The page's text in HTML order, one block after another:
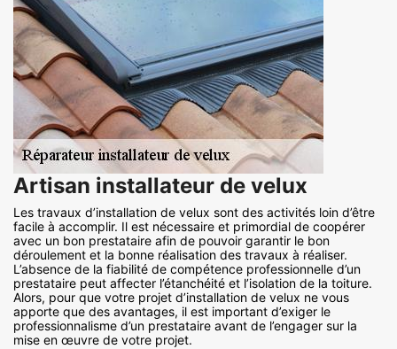
Artisan installateur de velux
Les travaux d’installation de velux sont des activités loin d’être
facile à accomplir. Il est nécessaire et primordial de coopérer
avec un bon prestataire afin de pouvoir garantir le bon
déroulement et la bonne réalisation des travaux à réaliser.
L’absence de la fiabilité de compétence professionnelle d’un
prestataire peut affecter l’étanchéité et l’isolation de la toiture.
Alors, pour que votre projet d’installation de velux ne vous
apporte que des avantages, il est important d’exiger le
professionnalisme d’un prestataire avant de l’engager sur la
mise en œuvre de votre projet.